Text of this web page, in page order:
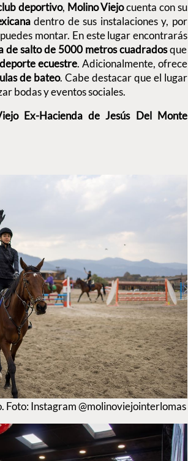
deportivo, Molino Viejocuenta con su
dentro de sus instalaciones y, por
montar. En este lugar encontrarás
de salto de 5000 metros cuadradosque
deporte ecuestre. Adicionalmente, ofrece
de bateo. Cabe destacar que el lugar
bodas y eventos sociales.
Ex-Hacienda de Jesús Del Monte
Foto: Instagram @molinoviejointerlomas